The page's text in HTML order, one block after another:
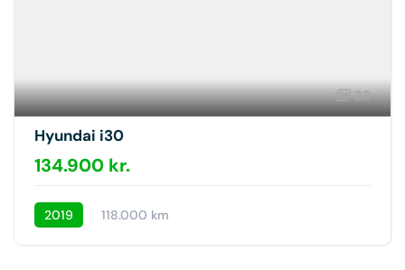
23
Hyundai i30
134.900 kr.
2019 118.000 km